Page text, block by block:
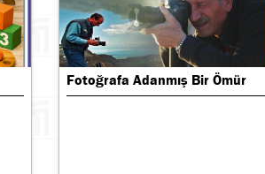
Fotoğrafa Adanmış Bir Ömür